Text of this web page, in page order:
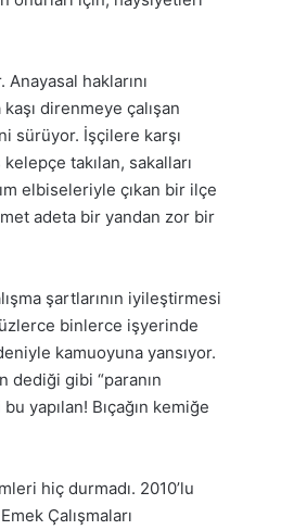
haklarını
direnmeye çalışan
sürüyor. İşçilere karşı
takılan, sakalları
elbiseleriyle çıkan bir ilçe
adeta bir yandan zor bir
şartlarının iyileştirmesi
binlerce işyerinde
kamuoyuna yansıyor.
dediği gibi “paranın
yapılan! Bıçağın kemiğe
hiç durmadı. 2010’lu
Çalışmaları